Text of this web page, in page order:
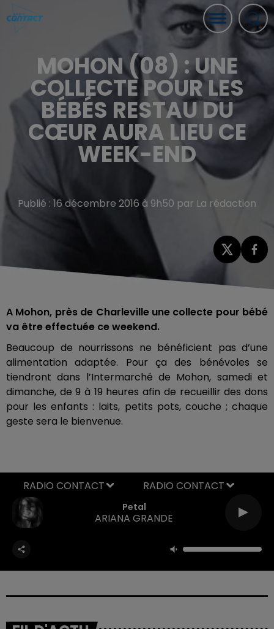
MOHON (08) : UNE
COLLECTE POUR LES
BÉBÉS RESTAU DU
CŒUR AURA LIEU CE
WEEK-END
Publié : 16 décembre 2016 à 9h50 par La rédaction
A Mohon, près de Charleville une collecte pour bébé
va être effectuée ce weekend.
Beaucoup de nourrissons ne bénéficient pas d’une
alimentation adaptée. Pour ça des bénévoles se
tiendront dans l’Intermarché de Mohon, samedi et
dimanche, de 9 à 19 heures afin de recueillir des dons
pour les enfants : laits, petits pots, couche ; chaque
geste sera le bienvenue.
Petal
ARIANA GRANDE
RADIO CONTACT